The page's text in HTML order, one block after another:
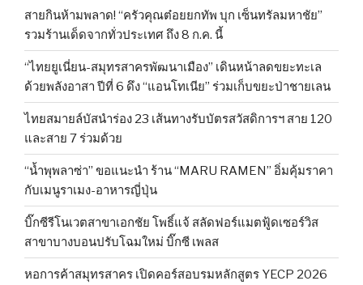
สายกินห้ามพลาด! “ครัวคุณต๋อยยกทัพ บุก เซ็นทรัลมหาชัย”
รวมร้านเด็ดจากทั่วประเทศ ถึง 8 ก.ค. นี้
“ไทยยูเนี่ยน-สมุทรสาครพัฒนาเมือง” เดินหน้าลดขยะทะเล
ด้วยพลังอาสา ปีที่ 6 ดึง “แอนโทเนีย” ร่วมเก็บขยะป่าชายเลน
ไทยสมายล์บัสนำร่อง 23 เส้นทางรับบัตรสวัสดิการฯ สาย 120
และสาย 7 ร่วมด้วย
“น้ำพุพลาซ่า” ขอแนะนำ ร้าน “MARU RAMEN” อิ่มคุ้มราคา
กับเมนูราเมง-อาหารญี่ปุ่น
บิ๊กซีรีโนเวตสาขาเอกชัย โพธิ์แจ้ สลัดฟอร์แมตฟู้ดเซอร์วิส
สาขาบางบอนปรับโฉมใหม่ บิ๊กซี เพลส
หอการค้าสมุทรสาคร เปิดคอร์สอบรมหลักสูตร YECP 2026